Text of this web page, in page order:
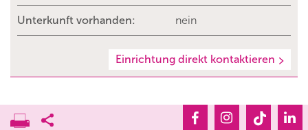
Unterkunft vorhanden: nein
Einrichtung direkt kontaktieren